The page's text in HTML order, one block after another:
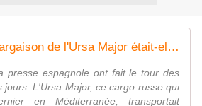
La mystérieuse cargaison de l'Ursa Major était-elle destinée à la Corée du Nord?
presse espagnole ont fait le tour des
jours. L'Ursa Major, ce cargo russe qui
en Méditerranée, transportait